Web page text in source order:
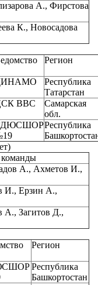
А., Фирстова
К., Новосадова
Регион
Республика
Татарстан
ВВС
Самарская
обл.
Республика
А., Ахметов И.,
И., Ерзин А.,
А., Загитов Д.,
Регион
Республика
Башкортостан